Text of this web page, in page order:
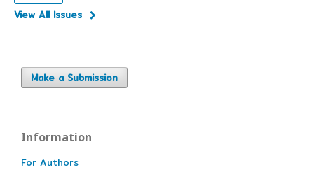
View All Issues
Make a Submission
Information
For Authors